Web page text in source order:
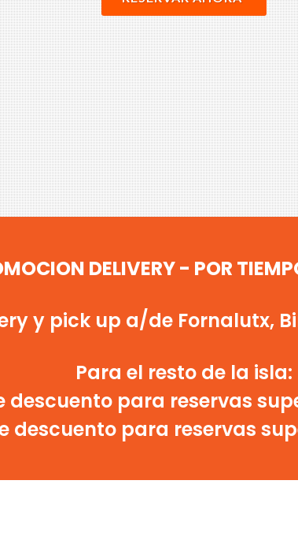
DELIVERY - POR
y pick up a/de Fornalutx,
Para el resto de la isla:
descuento para reservas
descuento para reservas